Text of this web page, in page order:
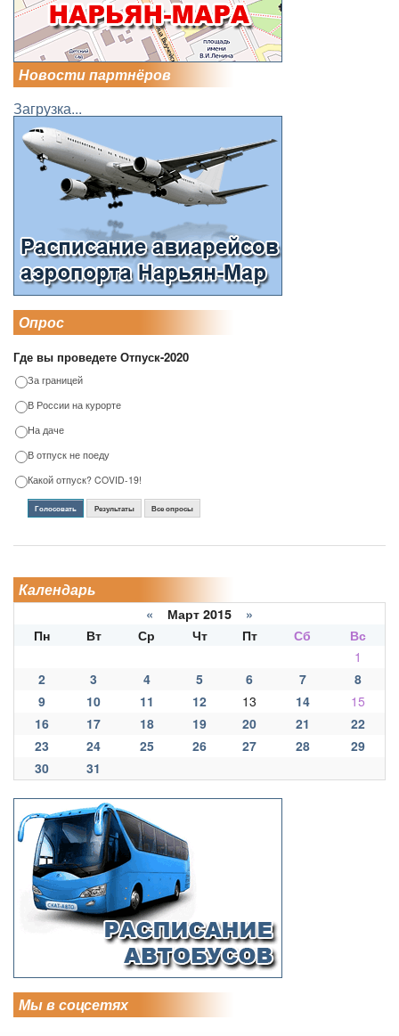
Новости партнёров
Загрузка...
Опрос
Где вы проведете Отпуск-2020
За границей
В России на курорте
На даче
В отпуск не поеду
Какой отпуск? COVID-19!
Голосовать Результаты Все опросы
Календарь
« Март 2015 »
Пн
Вт Ср Чт Пт Сб
Вс
1
2
3 4 5 6 7
8
9
10 11 12 13 14
15
16
17 18 19 20 21
22
23
24 25 26 27 28
29
30
31
Мы в соцсетях